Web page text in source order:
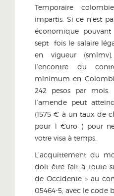
Temporaire
impartis. Si ce n’est
économique
sept fois le salaire
en vigueur
l’encontre du
minimum en
242 pesos par
l’amende peut
(1575 € à un taux de
pour 1 €uro ) pour
votre visa à temps.
L’acquittement du
doit être fait à toute
de Occidente » au
05464-5, avec le code